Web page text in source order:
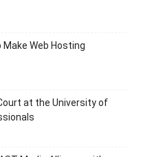
Web Hosting
at the University of